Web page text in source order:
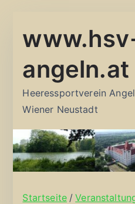
Inhalt
angeln.at
Heeressportverein
Wiener Neustadt
Startseite